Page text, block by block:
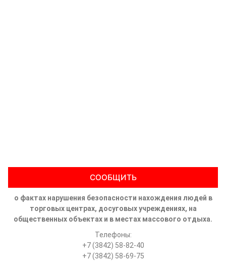
СООБЩИТЬ
о фактах нарушения безопасности нахождения людей в
торговых центрах, досуговых учреждениях, на
общественных объектах и в местах массового отдыха.
Телефоны:
+7 (3842) 58-82-40
+7 (3842) 58-69-75